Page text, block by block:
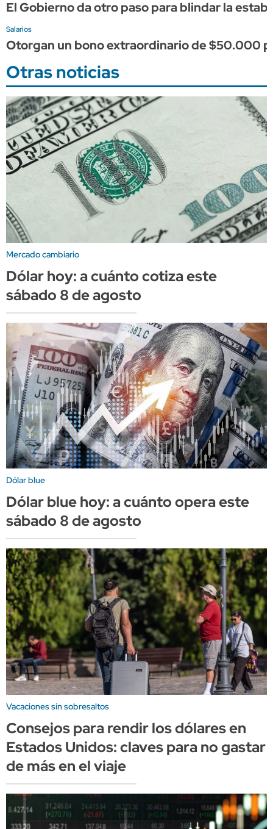
El Gobierno da otro paso para blindar la
Salarios
Otorgan un bono extraordinario de $50.000
Otras noticias
Mercado cambiario
Dólar hoy: a cuánto cotiza este
sábado 8 de agosto
Dólar blue
Dólar blue hoy: a cuánto opera este
sábado 8 de agosto
Vacaciones sin sobresaltos
Consejos para rendir los dólares en
Estados Unidos: claves para no gastar
de más en el viaje